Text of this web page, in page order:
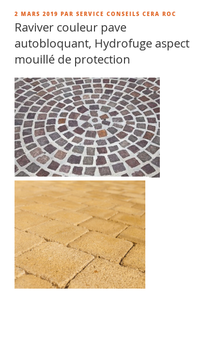
PUBLIÉ
LE
2 MARS 2019 PAR SERVICE CONSEILS CERA ROC
Raviver couleur pave
autobloquant, Hydrofuge aspect
mouillé de protection